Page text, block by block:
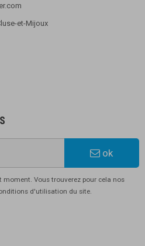
et-Mijoux
ok
Vous trouverez pour cela nos
d'utilisation du site.